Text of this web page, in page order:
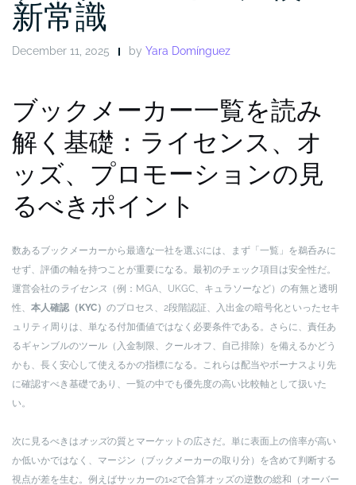
新常識
December 11, 2025 by Yara Domínguez
ブックメーカー一覧を読み
解く基礎：ライセンス、オ
ッズ、プロモーションの見
るべきポイント
数あるブックメーカーから最適な一社を選ぶには、まず「一覧」を鵜呑みに
せず、評価の軸を持つことが重要になる。最初のチェック項目は安全性だ。
運営会社の ライセンス （例：MGA、UKGC、キュラソーなど）の有無と透明
性、 本人確認（KYC） のプロセス、2段階認証、入出金の暗号化といったセキ
ュリティ周りは、単なる付加価値ではなく必要条件である。さらに、責任あ
るギャンブルのツール（入金制限、クールオフ、自己排除）を備えるかどう
かも、長く安心して使えるかの指標になる。これらは配当やボーナスより先
に確認すべき基礎であり、一覧の中でも優先度の高い比較軸として扱いた
い。
次に見るべきはオッズの質とマーケットの広さだ。単に表面上の倍率が高い
か低いかではなく、マージン（ブックメーカーの取り分）を含めて判断する
視点が差を生む。例えばサッカーの1×2で合算オッズの逆数の総和（オーバー